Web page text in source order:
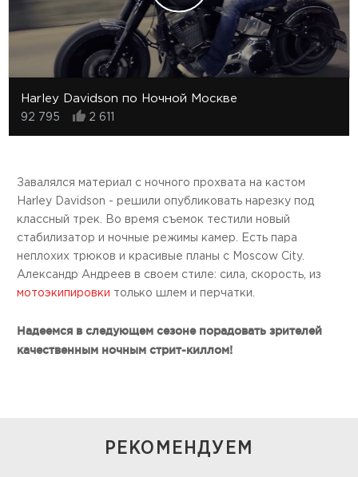
Harley Davidson по Ночной Москве
92 795 2 611
Завалялся материал с ночного прохвата на кастом
Harley Davidson - решили опубликовать нарезку под
классный трек. Во время съемок тестили новый
стабилизатор и ночные режимы камер. Есть пара
неплохих трюков и красивые планы с Moscow City.
Александр Андреев в своем стиле: сила, скорость, из
мотоэкипировки только шлем и перчатки.
Надеемся в следующем сезоне порадовать зрителей
качественным ночным стрит-киллом!
РЕКОМЕНДУЕМ